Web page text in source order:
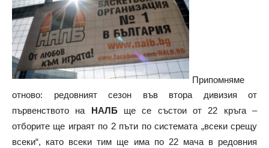
Припомняме
отново: редовният сезон във втора дивизия от
първенството на НАЛБще се състои от 22 кръга –
отборите ще играят по 2 пъти по системата „всеки срещу
всеки“, като всеки тим ще има по 22 мача в редовния